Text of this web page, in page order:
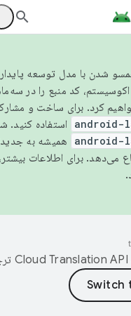
برای همسو شدن با مدل توسعه
اکوسیستم، کد منبع را در
android- استفاده کنید.
android-
همیشه به